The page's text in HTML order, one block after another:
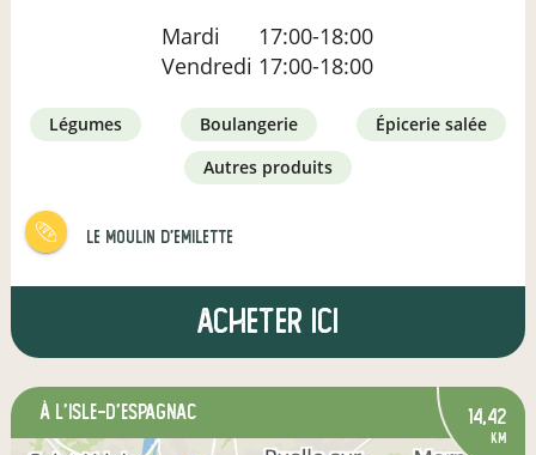
Mardi
17:00-18:00
Vendredi 17:00-18:00
légumes boulangerie
épicerie salée
autres produits
le moulin d'emilette
Acheter ici
à L'Isle-d'Espagnac 14,42
km